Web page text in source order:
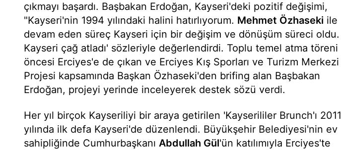
çıkmayı başardı. Başbakan Erdoğan, Kayseri'deki pozitif değişimi,
"Kayseri'nin 1994 yılındaki halini hatırlıyorum. Mehmet Özhaseki ile
devam eden süreç Kayseri için bir değişim ve dönüşüm süreci oldu.
Kayseri çağ atladı' sözleriyle değerlendirdi. Toplu temel atma töreni
öncesi Erciyes'e de çıkan ve Erciyes Kış Sporları ve Turizm Merkezi
Projesi kapsamında Başkan Özhaseki'den brifing alan Başbakan
Erdoğan, projeyi yerinde inceleyerek destek sözü verdi.
Her yıl birçok Kayseriliyi bir araya getirilen 'Kayserililer Brunch'ı 2011
yılında ilk defa Kayseri'de düzenlendi. Büyükşehir Belediyesi'nin ev
sahipliğinde Cumhurbaşkanı Abdullah Gül'ün katılımıyla Erciyes'te